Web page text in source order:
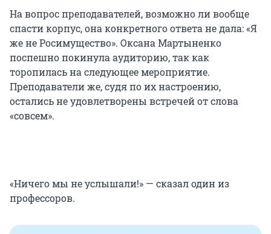
На вопрос преподавателей, возможно ли вообще
спасти корпус, она конкретного ответа не дала: «Я
же не Росимущество». Оксана Мартыненко
поспешно покинула аудиторию, так как
торопилась на следующее мероприятие.
Преподаватели же, судя по их настроению,
остались не удовлетворены встречей от слова
«совсем».
«Ничего мы не услышали!» — сказал один из
профессоров.